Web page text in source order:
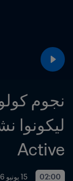
Active
02:00 15 يونيو 2026